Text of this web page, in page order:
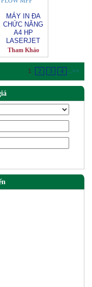
MÁY IN ĐA
CHỨC NĂNG
A4 HP
LASERJET
ENTERPRISE
FLOW MFP
M630Z
Tham Khảo
1 2 3 4 >>